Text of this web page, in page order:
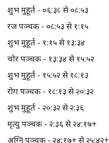
शुभ मुहूर्त - ०६:३८ से ०८:५३
रज पञ्चक - ०८:५३ से १:१५
शुभ मुहूर्त - १:१५ से १३:३४
चोर पञ्चक - १३:३४ से १५:५२
शुभ मुहूर्त - १५:५२ से १८:१३
रोग पञ्चक - १८:१३ से २०:३२
शुभ मुहूर्त - २०:३२ से २:३६
मृत्यु पञ्चक - २:३६ से २४:१७+
अग्नि पञ्चक - २४:१७+ से २५:४२+